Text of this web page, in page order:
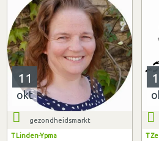
11
okt
gezondheidsmarkt
T Linden-Ypma T